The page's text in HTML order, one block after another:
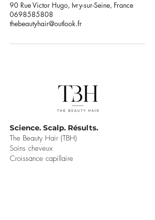
90 Rue Victor Hugo, Ivry-sur-Seine, France
0698585808
thebeautyhair@outlook.fr
Science. Scalp. Résults.
The Beauty Hair (TBH)
Soins cheveux
Croissance capillaire